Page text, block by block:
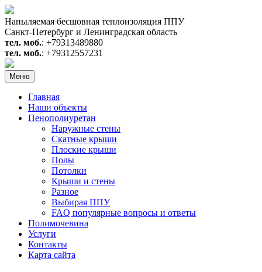
Перейти
к
содержимому
Напыляемая бесшовная теплоизоляция ППУ
Санкт-Петербург и Ленинградская область
тел. моб.: +79313489880
тел. моб.: +79312557231
Меню
Главная
Наши объекты
Пенополиуретан
Наружные стены
Скатные крыши
Плоские крыши
Полы
Потолки
Крыши и стены
Разное
Выбирая ППУ
FAQ популярные вопросы и ответы
Полимочевина
Услуги
Контакты
Карта сайта